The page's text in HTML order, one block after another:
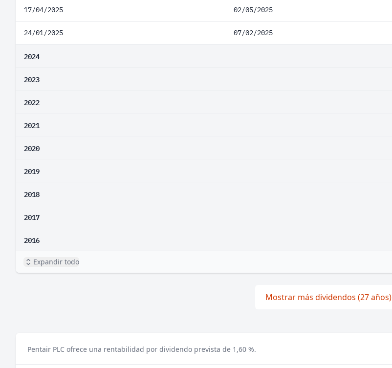
17/04/2025 02/05/2025
24/01/2025 07/02/2025
2024
2023
2022
2021
2020
2019
2018
2017
2016
Expandir todo
Mostrar más dividendos (27 años)
Pentair PLC ofrece una rentabilidad por dividendo prevista de 1,60 %.